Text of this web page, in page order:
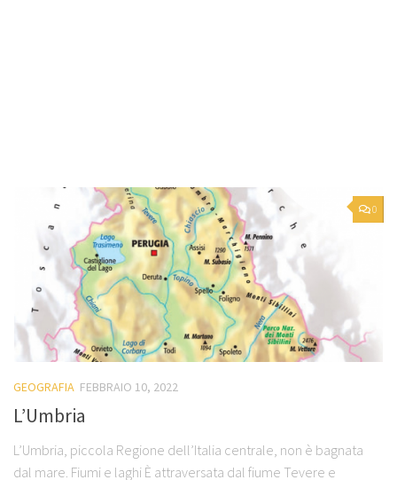
0
GEOGRAFIA FEBBRAIO 10, 2022
L’Umbria
L’Umbria, piccola Regione dell’Italia centrale, non è bagnata
dal mare. Fiumi e laghi È attraversata dal fiume Tevere e